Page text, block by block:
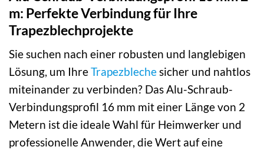
m: Perfekte Verbindung für Ihre
Trapezblechprojekte
Sie suchen nach einer robusten und langlebigen
Lösung, um IhreTrapezblechesicher und nahtlos
miteinander zu verbinden? Das Alu-Schraub-
Verbindungsprofil 16 mm mit einer Länge von 2
Metern ist die ideale Wahl für Heimwerker und
professionelle Anwender, die Wert auf eine